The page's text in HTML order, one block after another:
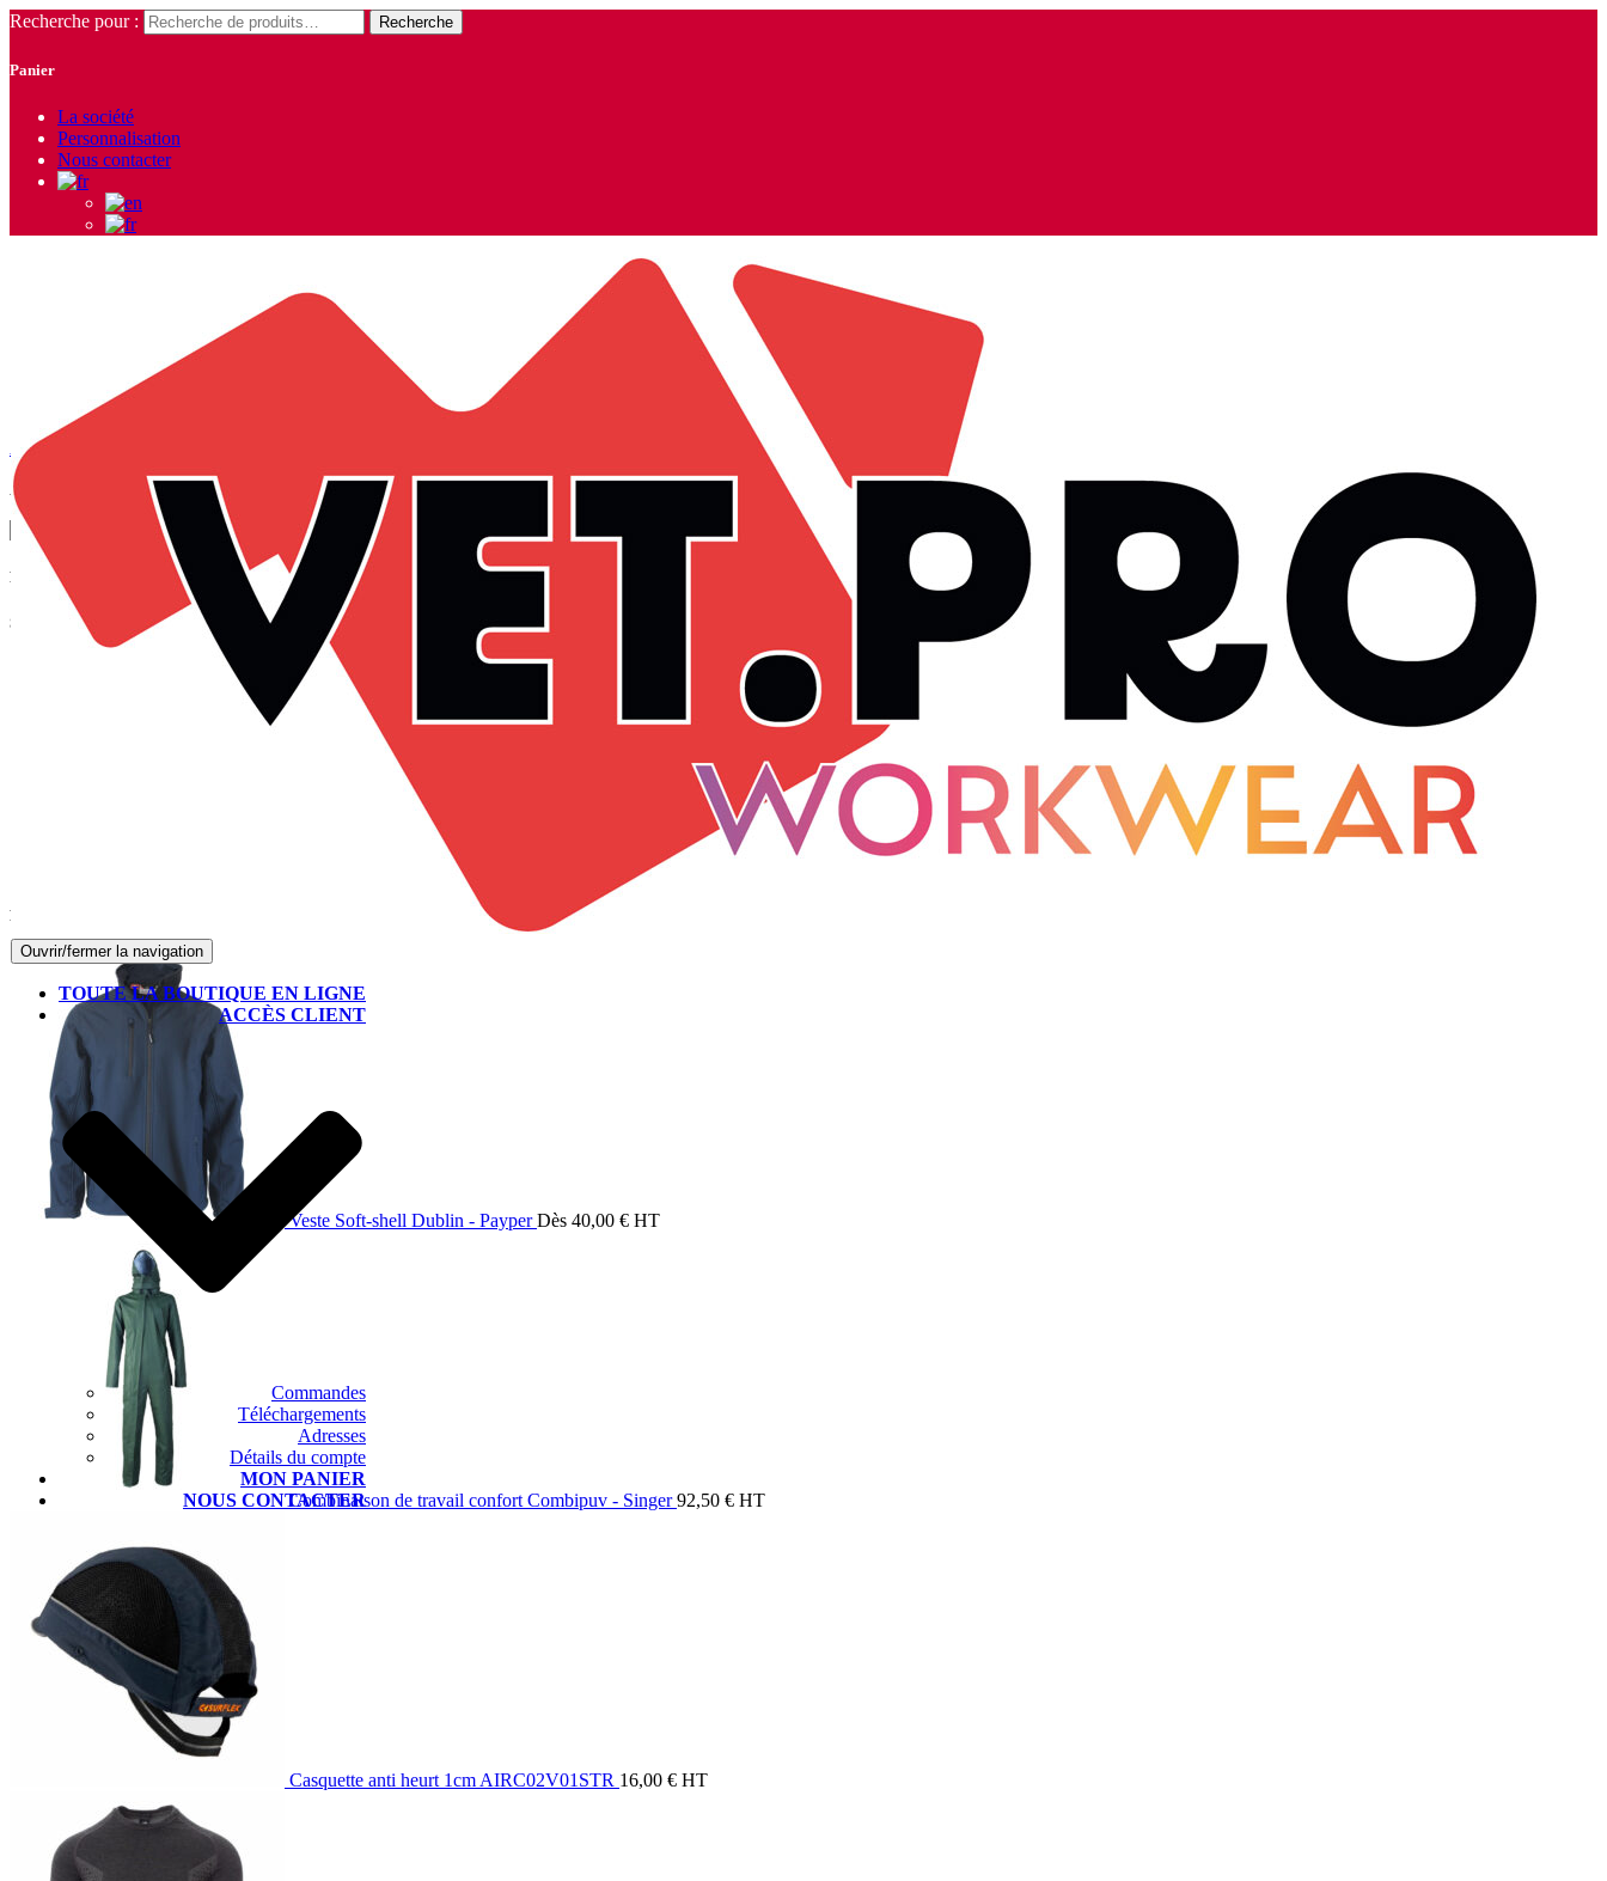
Recherche pour : Recherche
Panier
La société
Personnalisation
Nous contacter
Ouvrir/fermer la navigation
TOUTE LA BOUTIQUE EN LIGNE
ACCÈS CLIENT
Commandes
Téléchargements
Adresses
Détails du compte
MON PANIER
NOUS CONTACTER
Manches Longues
Accueil
Affichage de 1–9 sur 11 résultats
Panier
Suivez-nous sur Facebook
Produits les mieux notés
Veste Soft-shell Dublin - Payper Dès 40,00 € HT
Combinaison de travail confort Combipuv - Singer 92,50 € HT
Casquette anti heurt 1cm AIRC02V01STR 16,00 € HT